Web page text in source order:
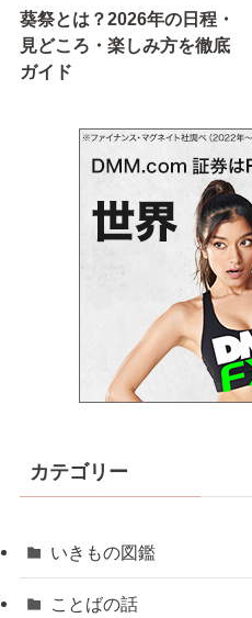
葵祭とは？2026年の日程・
見どころ・楽しみ方を徹底
ガイド
カテゴリー
いきもの図鑑
ことばの話